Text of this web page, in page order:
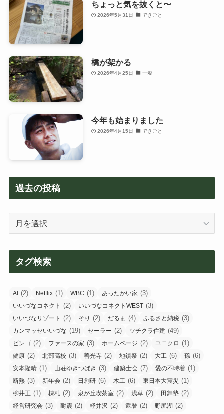
ちょっと気を抜くと〜
2026年5月31日 できごと
橋が架かる
2026年4月25日 一般
今年も始まりました
2026年4月15日 できごと
過去の投稿
タグ検索
AI (2) Netflix (1) WBC (1) あったかい家 (3)
いいづなコネクト (2) いいづなコネクトWEST (3)
いいづなリゾート (2) そり (2) だるま (4) ふるさと納税 (3)
カンマッセいいづな (19) セーラー (2) ツチクラ住建 (49)
ビンゴ (2) ファースの家 (3) ホームページ (2) ユニクロ (1)
健康 (2) 北部高校 (3) 善光寺 (2) 地鎮祭 (2) 大工 (6) 孫 (6)
安本隆晴 (1) 山荘ゆきつばき (3) 建築士会 (7) 愛の不時着 (1)
断熱 (3) 新年会 (2) 日創研 (6) 木工 (6) 東日本大震災 (1)
柳井正 (1) 棟札 (2) 泉が丘喫茶室 (2) 浅草 (2) 田舞塾 (2)
経営研究会 (3) 耐震 (2) 軽井沢 (2) 還暦 (2) 野尻湖 (2)